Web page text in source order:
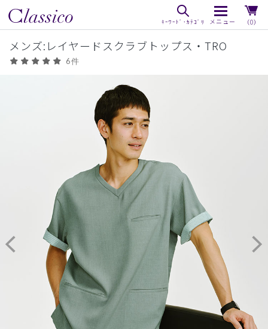
（0）
メンズ:レイヤードスクラブトップス・TRO
6件